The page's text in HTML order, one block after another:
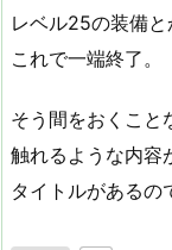
レベル25の装備
これで一端終了。
そう間をおくこと
触れるような内容
タイトルがあるの